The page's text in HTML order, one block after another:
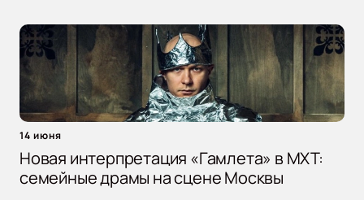
14 июня
Новая интерпретация «Гамлета» в МХТ:
семейные драмы на сцене Москвы